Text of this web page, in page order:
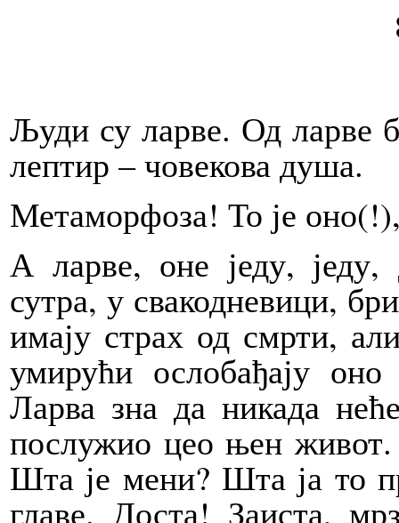
Људи су ларве. Од ларве
лептир – човекова душа.
Метаморфоза! То је
А ларве, оне једу,
сутра, у свакодневици,
имају страх од смрти,
умирући ослобађају
Ларва зна да никада
послужио цео њен
Шта је мени? Шта ја то
главе. Доста! Заиста,